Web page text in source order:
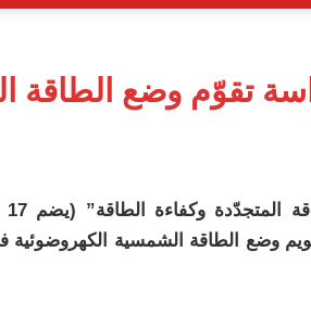
تقوّم وضع الطاقة
وضع الطاقة الشمسية الكهروضوئية